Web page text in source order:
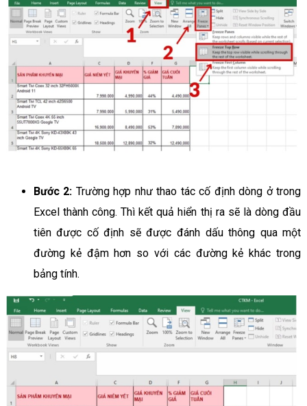
Bước 2: Trường hợp như thao tác cố định dòng ở trong
Excel thành công. Thì kết quả hiển thị ra sẽ là dòng đầu
tiên được cố định sẽ được đánh dấu thông qua một
đường kẻ đậm hơn so với các đường kẻ khác trong
bảng tính.